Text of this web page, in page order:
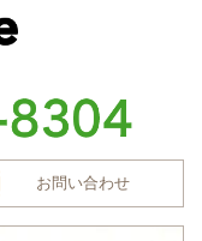
お問い合わせ